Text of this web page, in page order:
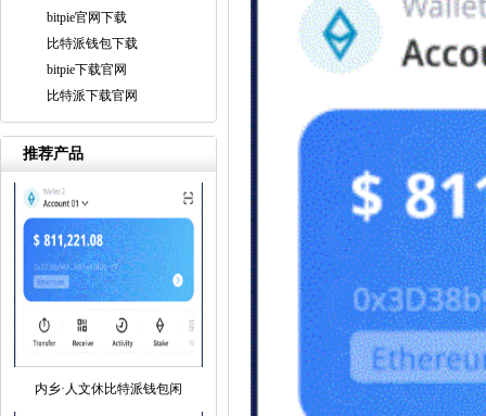
bitpie官网下载
比特派钱包下载
bitpie下载官网
比特派下载官网
推荐产品
内乡·人文休比特派钱包闲